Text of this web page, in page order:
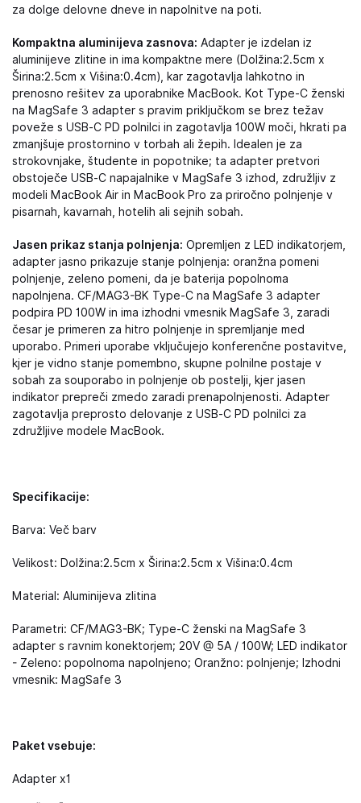
za dolge delovne dneve in napolnitve na poti.
Kompaktna aluminijeva zasnova: Adapter je izdelan iz
aluminijeve zlitine in ima kompaktne mere (Dolžina:2.5cm x
Širina:2.5cm x Višina:0.4cm), kar zagotavlja lahkotno in
prenosno rešitev za uporabnike MacBook. Kot Type‑C ženski
na MagSafe 3 adapter s pravim priključkom se brez težav
poveže s USB‑C PD polnilci in zagotavlja 100W moči, hkrati pa
zmanjšuje prostornino v torbah ali žepih. Idealen je za
strokovnjake, študente in popotnike; ta adapter pretvori
obstoječe USB‑C napajalnike v MagSafe 3 izhod, združljiv z
modeli MacBook Air in MacBook Pro za priročno polnjenje v
pisarnah, kavarnah, hotelih ali sejnih sobah.
Jasen prikaz stanja polnjenja: Opremljen z LED indikatorjem,
adapter jasno prikazuje stanje polnjenja: oranžna pomeni
polnjenje, zeleno pomeni, da je baterija popolnoma
napolnjena. CF/MAG3-BK Type‑C na MagSafe 3 adapter
podpira PD 100W in ima izhodni vmesnik MagSafe 3, zaradi
česar je primeren za hitro polnjenje in spremljanje med
uporabo. Primeri uporabe vključujejo konferenčne postavitve,
kjer je vidno stanje pomembno, skupne polnilne postaje v
sobah za souporabo in polnjenje ob postelji, kjer jasen
indikator prepreči zmedo zaradi prenapolnjenosti. Adapter
zagotavlja preprosto delovanje z USB‑C PD polnilci za
združljive modele MacBook.
Specifikacije:
Barva: Več barv
Velikost: Dolžina:2.5cm x Širina:2.5cm x Višina:0.4cm
Material: Aluminijeva zlitina
Parametri: CF/MAG3-BK; Type‑C ženski na MagSafe 3
adapter s ravnim konektorjem; 20V @ 5A / 100W; LED indikator
- Zeleno: popolnoma napolnjeno; Oranžno: polnjenje; Izhodni
vmesnik: MagSafe 3
Paket vsebuje:
Adapter x1